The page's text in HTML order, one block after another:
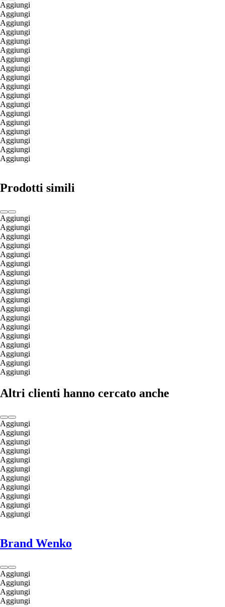
Aggiungi
Aggiungi
Aggiungi
Aggiungi
Aggiungi
Aggiungi
Aggiungi
Aggiungi
Aggiungi
Aggiungi
Aggiungi
Aggiungi
Aggiungi
Aggiungi
Aggiungi
Aggiungi
Aggiungi
Aggiungi
Prodotti simili
Aggiungi
Aggiungi
Aggiungi
Aggiungi
Aggiungi
Aggiungi
Aggiungi
Aggiungi
Aggiungi
Aggiungi
Aggiungi
Aggiungi
Aggiungi
Aggiungi
Aggiungi
Aggiungi
Aggiungi
Aggiungi
Altri clienti hanno cercato anche
Aggiungi
Aggiungi
Aggiungi
Aggiungi
Aggiungi
Aggiungi
Aggiungi
Aggiungi
Aggiungi
Aggiungi
Aggiungi
Brand Wenko
Aggiungi
Aggiungi
Aggiungi
Aggiungi